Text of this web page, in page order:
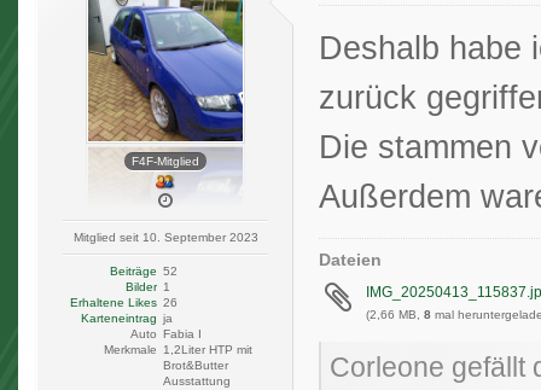
F4F-Mitglied
Mitglied seit 10. September 2023
Beiträge 52
Bilder 1
Erhaltene Likes 26
Karteneintrag ja
Auto Fabia I
Merkmale
1,2Liter HTP mit
Brot&Butter
Ausstattung
Deshalb habe
zurück
Die stammen
Außerdem
Dateien
(2,66 MB, 8 mal
Corleone gefällt